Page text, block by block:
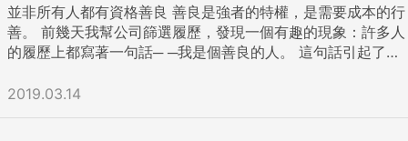
並非所有人都有資格善良 善良是強者的特權，是需要成本的行
善。 前幾天我幫公司篩選履歷，發現一個有趣的現象：許多人
的履歷上都寫著一句話─ ─我是個善良的人。 這句話引起了我
善良嗎？ 所有的家長都會說自己的孩子善良，可是，善良到底
2019.03.14